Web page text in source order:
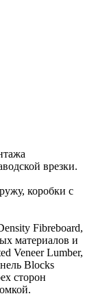
врезки.
коробки с
Fibreboard,
материалов и
Veneer Lumber,
Blocks
сторон